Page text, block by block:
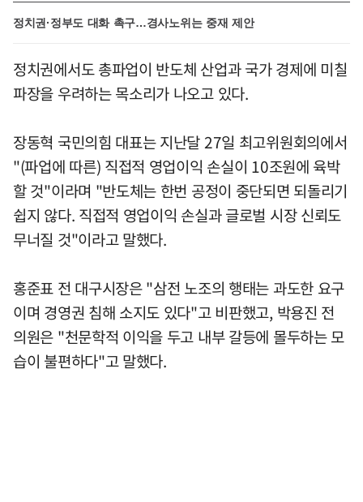
정치권·정부도 대화 촉구…경사노위는 중재 제안
정치권에서도 총파업이 반도체 산업과 국가 경제에 미칠
파장을 우려하는 목소리가 나오고 있다.
장동혁 국민의힘 대표는 지난달 27일 최고위원회의에서
"(파업에 따른) 직접적 영업이익 손실이 10조원에 육박
할 것"이라며 "반도체는 한번 공정이 중단되면 되돌리기
쉽지 않다. 직접적 영업이익 손실과 글로벌 시장 신뢰도
무너질 것"이라고 말했다.
홍준표 전 대구시장은 "삼전 노조의 행태는 과도한 요구
이며 경영권 침해 소지도 있다"고 비판했고, 박용진 전
의원은 "천문학적 이익을 두고 내부 갈등에 몰두하는 모
습이 불편하다"고 말했다.